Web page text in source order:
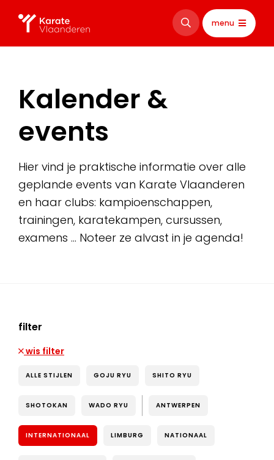
menu
Kalender &
events
Hier vind je praktische informatie over alle
geplande events van Karate Vlaanderen
en haar clubs: kampioenschappen,
trainingen, karatekampen, cursussen,
examens … Noteer ze alvast in je agenda!
filter
wis filter
ALLE STIJLEN GOJU RYU SHITO RYU
SHOTOKAN WADO RYU ANTWERPEN
INTERNATIONAAL LIMBURG NATIONAAL